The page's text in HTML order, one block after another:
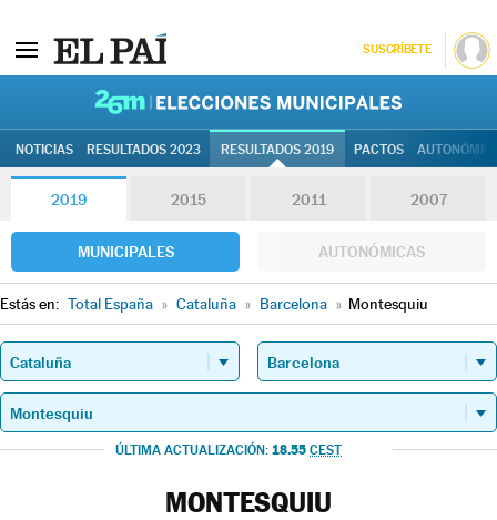
SUSCRÍBETE
NOTICIAS RESULTADOS 2023 RESULTADOS 2019 PACTOS
2019 2015 2011 2007
MUNICIPALES AUTONÓMICAS
Estás en: Total España » Cataluña » Barcelona » Montesquiu
ÚLTIMA ACTUALIZACIÓN: 18.55 CEST
MONTESQUIU